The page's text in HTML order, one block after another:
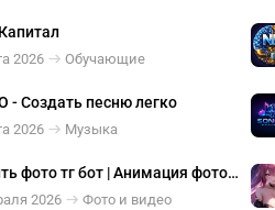
2026 Обучающие
- Создать песню легко
2026 Музыка
фото тг бот | Анимация фото
2026 Фото и видео